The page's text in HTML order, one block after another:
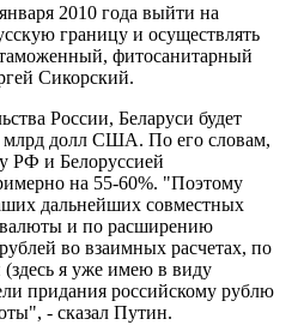
2010 года выйти на
границу и осуществлять
фитосанитарный
Сикорский.
России, Беларуси будет
млрд долл США. По его словам,
РФ и Белоруссией
на 55-60%. "Поэтому
дальнейших совместных
и по расширению
во взаимных расчетах, по
я уже имею в виду
придания российскому рублю
- сказал Путин.